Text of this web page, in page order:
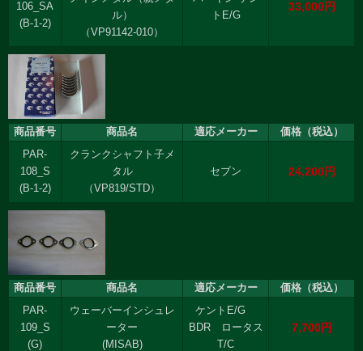
106_SA
(B-1-2)
ル）
（VP91142‐010）
トE/G
33,000円
商品番号 商品名 適応メーカー
価格（税込）
PAR-
108_S
(B-1-2)
クランクシャフト子メ
タル
（VP819/STD）
セブン 24,200円
商品番号 商品名 適応メーカー
価格（税込）
PAR-
109_S
(G)
ウェーバーインシュレ
ーター
(MISAB)
ケントE/G
BDR ロータス
T/C
7,700円